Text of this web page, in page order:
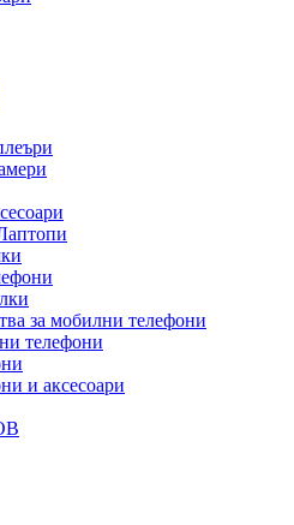
за мобилни телефони
телефони
и аксесоари